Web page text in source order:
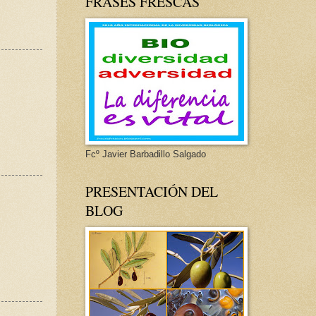
Fcº Javier Barbadillo Salgado
PRESENTACIÓN DEL
BLOG